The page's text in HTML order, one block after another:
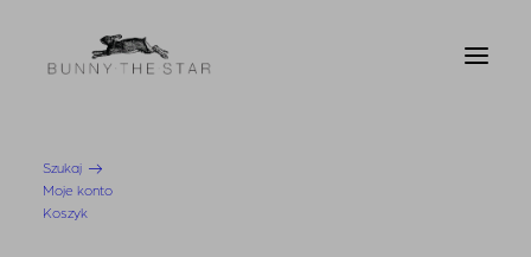
Szukaj
Moje konto
KoszykStrona Główna